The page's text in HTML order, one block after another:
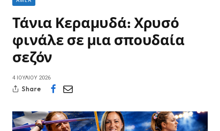
Τάνια Κεραμυδά: Χρυσό
φινάλε σε μια σπουδαία
σεζόν
4 ΙΟΥΛΊΟΥ 2026
Share